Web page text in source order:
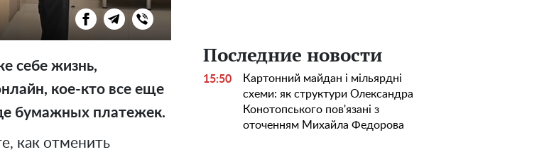
себе жизнь,
кое-кто все еще
бумажных платежек.
как отменить
Последние новости
15:50
Картонний майдан і мільярдні
схеми: як структури Олександра
Конотопського пов'язані з
оточенням Михайла Федорова